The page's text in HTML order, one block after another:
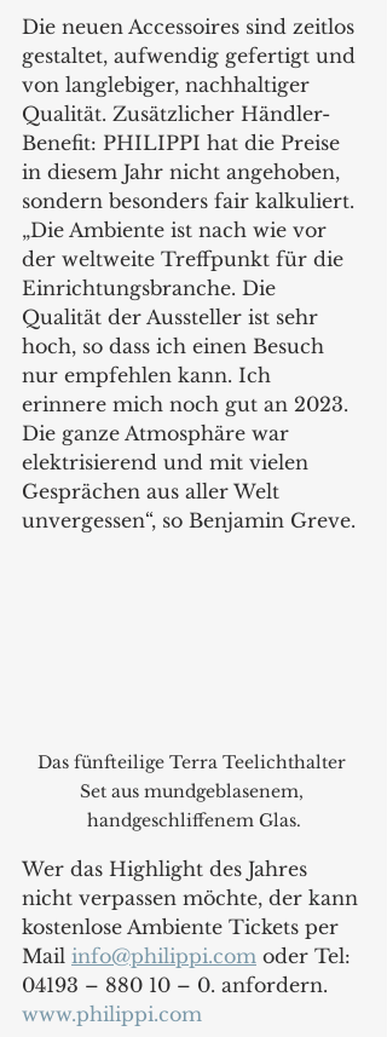
Die neuen Accessoires sind zeitlos
gestaltet, aufwendig gefertigt und
von langlebiger, nachhaltiger
Qualität. Zusätzlicher Händler-
Benefit: PHILIPPI hat die Preise
in diesem Jahr nicht angehoben,
sondern besonders fair kalkuliert.
„Die Ambiente ist nach wie vor
der weltweite Treffpunkt für die
Einrichtungsbranche. Die
Qualität der Aussteller ist sehr
hoch, so dass ich einen Besuch
nur empfehlen kann. Ich
erinnere mich noch gut an 2023.
Die ganze Atmosphäre war
elektrisierend und mit vielen
Gesprächen aus aller Welt
unvergessen“, so Benjamin Greve.
Das fünfteilige Terra Teelichthalter
Set aus mundgeblasenem,
handgeschliffenem Glas.
Wer das Highlight des Jahres
nicht verpassen möchte, der kann
kostenlose Ambiente Tickets per
Mail info@philippi.com oder Tel:
04193 – 880 10 – 0. anfordern.
www.philippi.com